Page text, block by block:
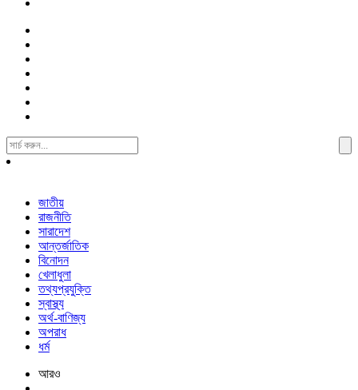
Search
For:
জাতীয়
রাজনীতি
সারাদেশ
আন্তর্জাতিক
বিনোদন
খেলাধুলা
তথ্যপ্রযুক্তি
স্বাস্থ্য
অর্থ-বাণিজ্য
অপরাধ
ধর্ম
আরও